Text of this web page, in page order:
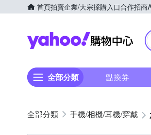
首頁拍賣企業/大宗採購入口合作招商
全部分類 點換券
手機/相機/耳機/穿戴